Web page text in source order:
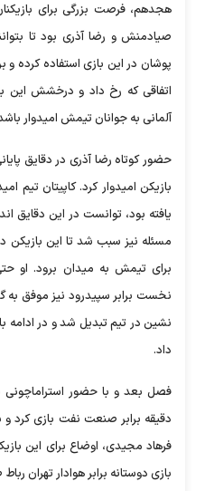
هجدهم، فرصت بزرگی برای
صیادمنش و رضا آذری بود تا
پوشان در این بازی استفاده کرده و
اتفاقی که رخ داد و درخشش این
آلمانی به جوانان تیمش امیدوار
حضور کوتاه رضا آذری در دقایق
بازیکن امیدوار کرد. کاپیتان تیم
یافته بود، توانست در این
مسئله نیز سبب شد تا این بازیکن
برای تیمش به میدان برود. او
نخست برابر سپیدرود نیز موفق به
نشین در تیم تبدیل شد و در ادامه
داد.
دقیقه برابر صنعت نفت بازی کرد و
فرهاد مجیدی، اوضاع برای این
بازی دوستانه برابر هوادار تهران